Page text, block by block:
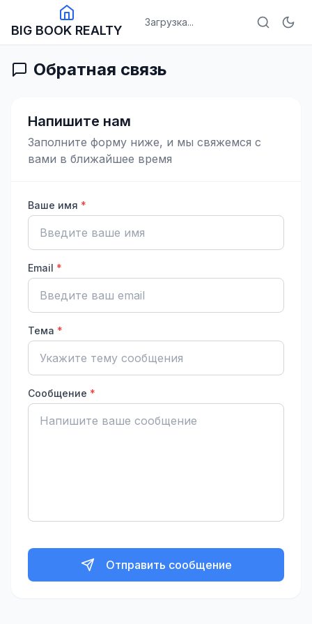
BIG BOOK REALTY
Загрузка...
Обратная связь
Напишите нам
Заполните форму ниже, и мы свяжемся с
вами в ближайшее время
Ваше имя *
Email *
Тема *
Сообщение *
Отправить сообщение